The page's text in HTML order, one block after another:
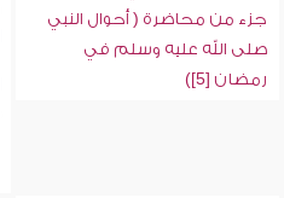
جزء من محاضرة ( أحوال النبي
صلى الله عليه وسلم في
رمضان [5])